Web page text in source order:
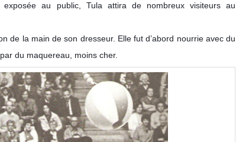
au public, Tula attira de nombreux visiteurs au
de la main de son dresseur. Elle fut d’abord nourrie avec du
du maquereau, moins cher.